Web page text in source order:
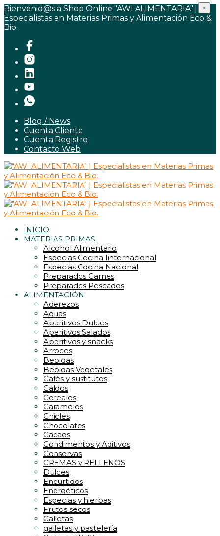
Bienvenid@s a Shop Online "AWI ALIMENTARIA" |
Especialistas en Materias Primas y Alimentación Eco &
Bio.
Blog / News
Cuenta Cliente
Cuenta Registro
Contacto Web
INICIO
MATERIAS PRIMAS
Alcohol Alimentario
Especias Cocina Iinternacional
Especias Cocina Nacional
Preparados Carnes
Preparados Pescados
ALIMENTACIÓN
Aderezos
Aguas
Aperitivos Dulces
Aperitivos Salados
Aperitivos y snacks
Arroces
Bebidas
Bebidas Vegetales
Cafés y sustitutos
Caldos
Cereales
Caramelos
Chicles
Chocolates
Cacaos
Condimentos y Aditivos
Conservas
CREMAS y RELLENOS
Dulces
Encurtidos
Energéticos
Especias y hierbas
Frutos secos
Galletas
galletas y pastelería
×